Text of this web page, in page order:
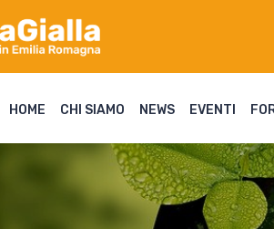
HOME CHI SIAMO NEWS EVENTI